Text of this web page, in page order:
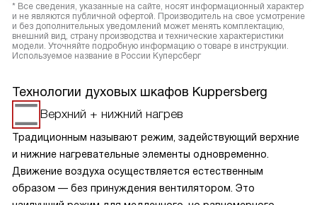
* Все сведения, указанные на сайте, носят информационный характер
и не являются публичной офертой. Производитель на свое усмотрение
и без дополнительных уведомлений может менять комплектацию,
внешний вид, страну производства и технические характеристики
модели. Уточняйте подробную информацию о товаре в инструкции.
Используемое название в России Куперсберг
Технологии духовых шкафов Kuppersberg
Верхний + нижний нагрев
Традиционным называют режим, задействующий верхние
и нижние нагревательные элементы одновременно.
Движение воздуха осуществляется естественным
образом — без принуждения вентилятором. Это